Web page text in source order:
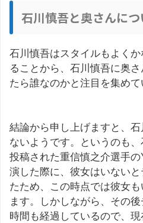
石川慎吾と奥さんにつ
石川慎吾はスタイルもよく
ることから、石川慎吾に奥
たら誰なのかと注目を集めて
結論から申し上げますと、
ないようです。というのも
投稿された重信慎之介選手
演した際に、彼女はいない
たため、この時点では彼女
ます。しかしながら、その
時間も経過しているので、